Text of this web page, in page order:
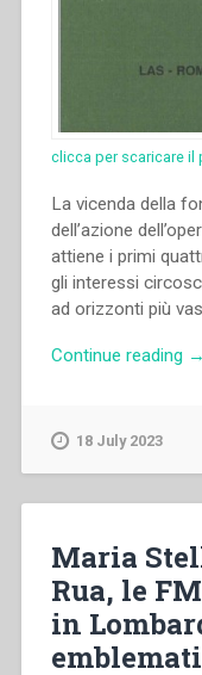
clicca per scaricare il
La vicenda della
dell’azione
attiene i primi
gli interessi
ad orizzonti più
Continue reading
a
in
→
18 July 2023
Maria
Rua, le
in